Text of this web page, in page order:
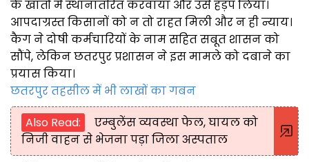
के खातों में स्थानांतरित करवाया और उसे हड़प लिया।
आपदाग्रस्त किसानों को न तो राहत मिली और न ही न्याय।
कैग ने दोषी कर्मचारियों के नाम सहित सबूत शासन को
सौंपे, लेकिन छतरपुर प्रशासन ने इस मामले को दबाने का
प्रयास किया।
छतरपुर तहसील में भी लाखों का गबन
Also Read:
एम्बुलेंस व्यवस्था फेल, घायल को
निजी वाहन से भेजना पड़ा जिला अस्पताल